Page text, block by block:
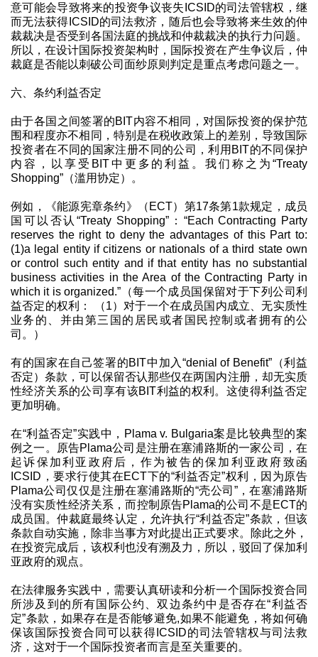
意可能会导致将来的投资争议丧失ICSID的司法管辖权，继
而无法获得ICSID的司法救济，随后也会导致将来生效的仲
裁裁决是否受到各国法庭的挑战和仲裁裁决的执行力问题。
所以，在设计国际投资架构时，国际投资在产生争议后，仲
裁庭是否能以刺破公司面纱原则判定是重点考虑问题之一。
六、条约利益否定
由于各国之间签署的BIT内容不相同，对国际投资的保护范
围和程度亦不相同，特别是在税收政策上的差别，导致国际
投资者在不同的国家注册不同的公司，利用BIT的不同保护
内容，以享受BIT中更多的利益。我们称之为“Treaty
Shopping”（滥用协定）。
例如，《能源宪章条约》（ECT）第17条第1款规定，成员
国可以否认“Treaty Shopping”：“Each Contracting Party
reserves the right to deny the advantages of this Part to:
(1)a legal entity if citizens or nationals of a third state own
or control such entity and if that entity has no substantial
business activities in the Area of the Contracting Party in
which it is organized.”（每一个成员国保留对于下列公司利
益否定的权利： （1）对于一个在成员国内成立、无实质性
业务的、并由第三国的居民或者国民控制或者拥有的公
司。）
有的国家在自己签署的BIT中加入“denial of Benefit”（利益
否定）条款，可以保留否认那些仅在两国内注册，却无实质
性经济关系的公司享有该BIT利益的权利。这使得利益否定
更加明确。
在“利益否定”实践中，Plama v. Bulgaria案是比较典型的案
例之一。原告Plama公司是注册在塞浦路斯的一家公司，在
起诉保加利亚政府后，作为被告的保加利亚政府致函
ICSID，要求行使其在ECT下的“利益否定”权利，因为原告
Plama公司仅仅是注册在塞浦路斯的“壳公司”，在塞浦路斯
没有实质性经济关系，而控制原告Plama的公司不是ECT的
成员国。仲裁庭最终认定，允许执行“利益否定”条款，但该
条款自动实施，除非当事方对此提出正式要求。除此之外，
在投资完成后，该权利也没有溯及力，所以，驳回了保加利
亚政府的观点。
在法律服务实践中，需要认真研读和分析一个国际投资合同
所涉及到的所有国际公约、双边条约中是否存在“利益否
定”条款，如果存在是否能够避免,如果不能避免，将如何确
保该国际投资合同可以获得ICSID的司法管辖权与司法救
济，这对于一个国际投资者而言是至关重要的。